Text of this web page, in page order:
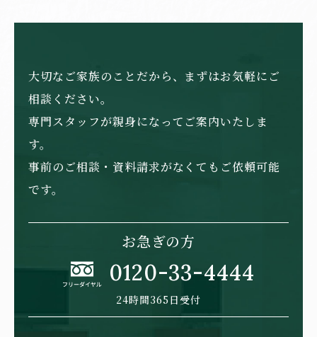
ジ
大切なご家族のことだから、まずはお気軽にご
相談ください。
専門スタッフが親身になってご案内いたしま
す。
事前のご相談・資料請求がなくてもご依頼可能
です。
お急ぎの方
0120-33-4444
24時間365日受付